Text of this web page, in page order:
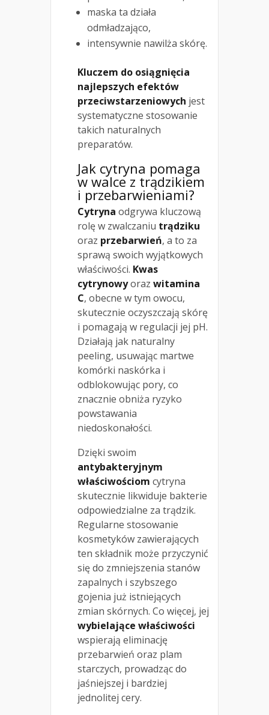
maska ta działa
odmładzająco,
intensywnie nawilża skórę.
Kluczem do osiągnięcia
najlepszych efektów
przeciwstarzeniowych jest
systematyczne stosowanie
takich naturalnych
preparatów.
Jak cytryna pomaga
w walce z trądzikiem
i przebarwieniami?
Cytryna odgrywa kluczową
rolę w zwalczaniu trądziku
oraz przebarwień, a to za
sprawą swoich wyjątkowych
właściwości. Kwas
cytrynowyoraz witamina
C, obecne w tym owocu,
skutecznie oczyszczają skórę
i pomagają w regulacji jej pH.
Działają jak naturalny
peeling, usuwając martwe
komórki naskórka i
odblokowując pory, co
znacznie obniża ryzyko
powstawania
niedoskonałości.
Dzięki swoim
antybakteryjnym
właściwościom cytryna
skutecznie likwiduje bakterie
odpowiedzialne za trądzik.
Regularne stosowanie
kosmetyków zawierających
ten składnik może przyczynić
się do zmniejszenia stanów
zapalnych i szybszego
gojenia już istniejących
zmian skórnych. Co więcej, jej
wybielające właściwości
wspierają eliminację
przebarwień oraz plam
starczych, prowadząc do
jaśniejszej i bardziej
jednolitej cery.